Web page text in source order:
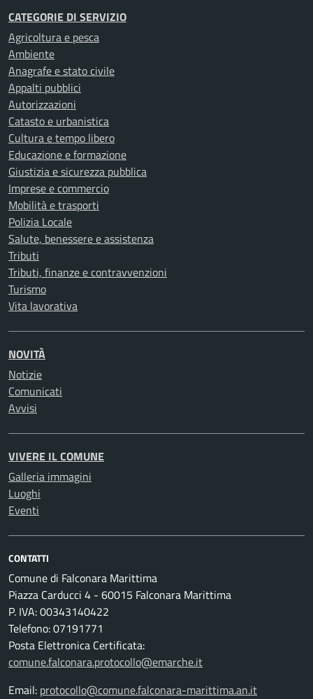
CATEGORIE DI SERVIZIO
Agricoltura e pesca
Ambiente
Anagrafe e stato civile
Appalti pubblici
Autorizzazioni
Catasto e urbanistica
Cultura e tempo libero
Educazione e formazione
Giustizia e sicurezza pubblica
Imprese e commercio
Mobilità e trasporti
Polizia Locale
Salute, benessere e assistenza
Tributi
Tributi, finanze e contravvenzioni
Turismo
Vita lavorativa
NOVITÀ
Notizie
Comunicati
Avvisi
VIVERE IL COMUNE
Galleria immagini
Luoghi
Eventi
CONTATTI
Comune di Falconara Marittima
Piazza Carducci 4 - 60015 Falconara Marittima
P. IVA: 00343140422
Telefono: 07191771
Posta Elettronica Certificata:
comune.falconara.protocollo@emarche.it
Email: protocollo@comune.falconara-marittima.an.it